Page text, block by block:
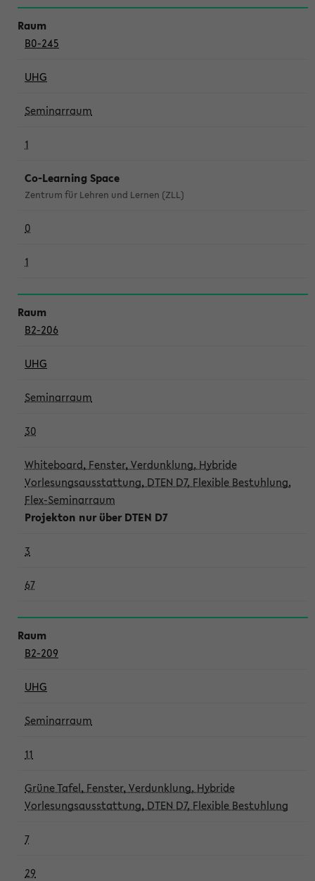
B0-245
UHG
Seminarraum
1
Co-Learning Space
Zentrum für Lehren und Lernen (ZLL)
0
1
B2-206
UHG
Seminarraum
30
Whiteboard, Fenster, Verdunklung, Hybride
Vorlesungsausstattung, DTEN D7, Flexible Bestuhlung,
Flex-Seminarraum
Projekton nur über DTEN D7
3
67
B2-209
UHG
Seminarraum
11
Grüne Tafel, Fenster, Verdunklung, Hybride
Vorlesungsausstattung, DTEN D7, Flexible Bestuhlung
7
29